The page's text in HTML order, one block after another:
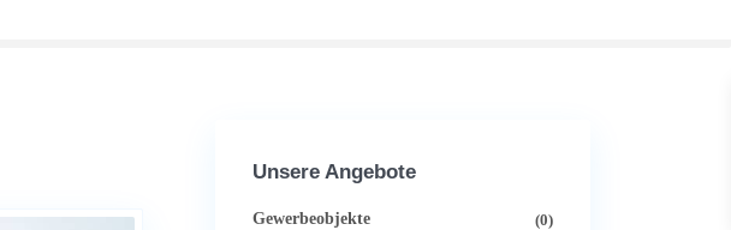
Unsere Angebote
Gewerbeobjekte (0)